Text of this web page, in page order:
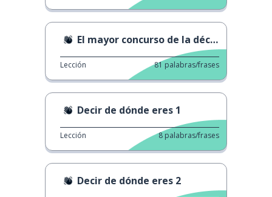
El mayor concurso de la década
Lección 81 palabras/frases
Decir de dónde eres 1
Lección 8 palabras/frases
Decir de dónde eres 2